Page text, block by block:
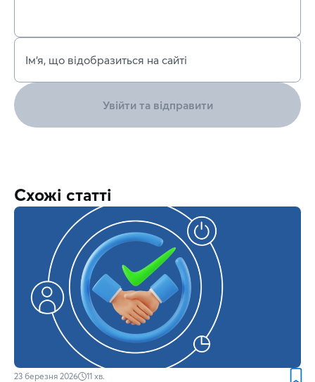
Ім’я, що відобразиться на сайті
Увійти та відправити
Схожі статті
23 березня 2026 11 хв.